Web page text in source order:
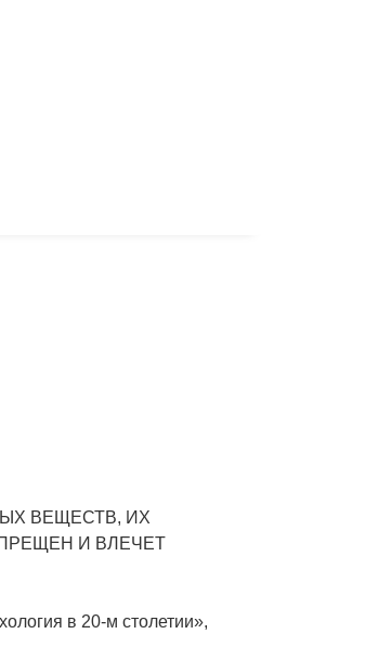
ВЕЩЕСТВ, ИХ
И ВЛЕЧЕТ
в 20-м столетии»,